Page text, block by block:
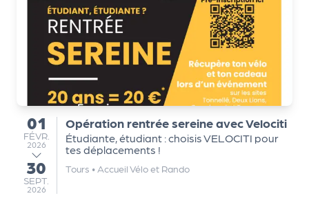
du
01
FÉVRIER
FÉVR.
2026
au
30
SEPTEMBRE
SEPT.
2026
Opération rentrée sereine avec Velociti
Étudiante, étudiant : choisis VELOCITI pour
tes déplacements !
Tours • Accueil Vélo et Rando
N
e
w
sl
e
tt